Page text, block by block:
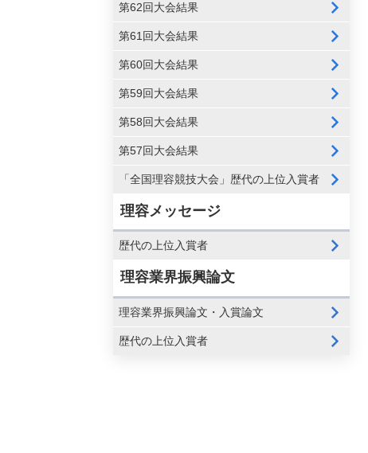
第62回大会結果
第61回大会結果
第60回大会結果
第59回大会結果
第58回大会結果
第57回大会結果
「全国理容競技大会」歴代の上位入賞者
理容メッセージ
歴代の上位入賞者
理容業界振興論文
理容業界振興論文・入賞論文
歴代の上位入賞者